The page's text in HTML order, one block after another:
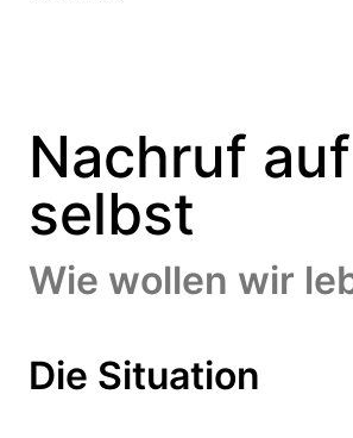
Nachruf
selbst
Wie wollen wir
Die Situation